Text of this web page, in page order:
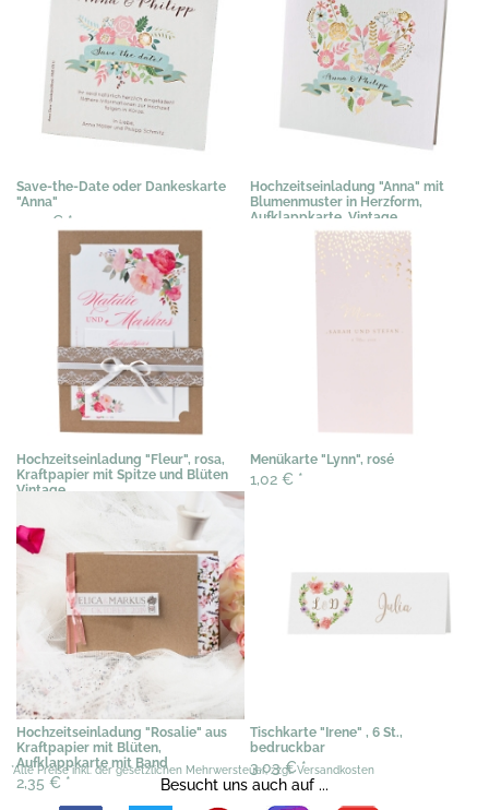
Save-the-Date oder Dankeskarte
"Anna"
0,44 € *
Hochzeitseinladung "Anna" mit
Blumenmuster in Herzform,
Aufklappkarte, Vintage
Hochzeitseinladung "Fleur", rosa,
Kraftpapier mit Spitze und Blüten
Vintage
Menükarte "Lynn", rosé
1,02 € *
Hochzeitseinladung "Rosalie" aus
Kraftpapier mit Blüten,
Aufklappkarte mit Band
2,35 € *
Tischkarte "Irene" , 6 St.,
bedruckbar
3,03 €*
*Alle Preise inkl. der gesetzlichen Mehrwersteuer, zzgl. Versandkosten
Besucht uns auch auf ...